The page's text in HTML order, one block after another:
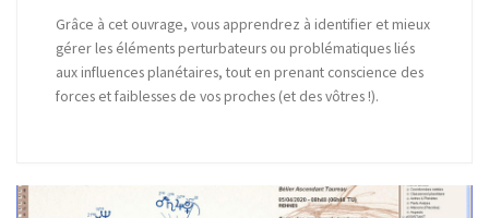
Grâce à cet ouvrage, vous apprendrez à identifier et mieux
gérer les éléments perturbateurs ou problématiques liés
aux influences planétaires, tout en prenant conscience des
forces et faiblesses de vos proches (et des vôtres !).